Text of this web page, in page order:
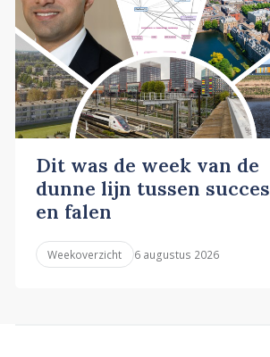
Dit was de week van de
dunne lijn tussen succes
en falen
Weekoverzicht 6 augustus 2026